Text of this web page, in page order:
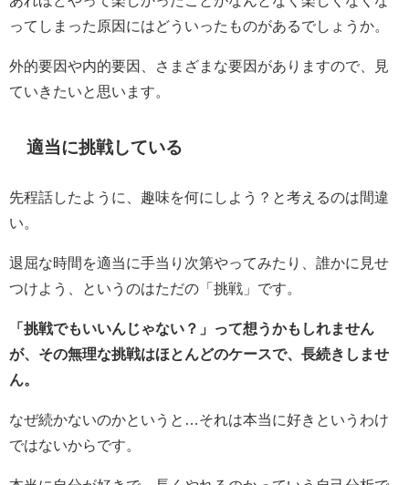
ってしまった原因にはどういったものがあるでしょうか。
外的要因や内的要因、さまざまな要因がありますので、見
ていきたいと思います。
適当に挑戦している
先程話したように、趣味を何にしよう？と考えるのは間違
い。
退屈な時間を適当に手当り次第やってみたり、誰かに見せ
つけよう、というのはただの「挑戦」です。
「挑戦でもいいんじゃない？」って想うかもしれません
が、その無理な挑戦はほとんどのケースで、長続きしませ
ん。
なぜ続かないのかというと…それは本当に好きというわけ
ではないからです。